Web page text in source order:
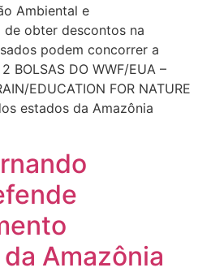
Ambiental e
de obter descontos na
podem concorrer a
BOLSAS DO WWF/EUA –
EDUCATION FOR NATURE
estados da Amazônia
Amazônia